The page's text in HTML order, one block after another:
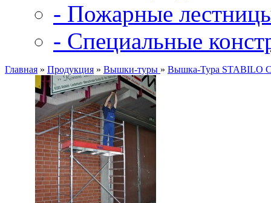
- Пожарные
- Специальные
Главная » Продукция » Вышки-туры » Вышка-Тура STABILO